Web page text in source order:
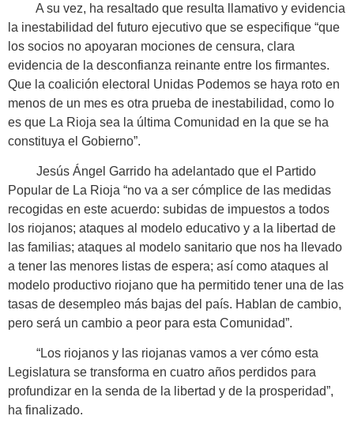
A su vez, ha resaltado que resulta llamativo y evidencia
la inestabilidad del futuro ejecutivo que se especifique “que
los socios no apoyaran mociones de censura, clara
evidencia de la desconfianza reinante entre los firmantes.
Que la coalición electoral Unidas Podemos se haya roto en
menos de un mes es otra prueba de inestabilidad, como lo
es que La Rioja sea la última Comunidad en la que se ha
constituya el Gobierno”.
Jesús Ángel Garrido ha adelantado que el Partido
Popular de La Rioja “no va a ser cómplice de las medidas
recogidas en este acuerdo: subidas de impuestos a todos
los riojanos; ataques al modelo educativo y a la libertad de
las familias; ataques al modelo sanitario que nos ha llevado
a tener las menores listas de espera; así como ataques al
modelo productivo riojano que ha permitido tener una de las
tasas de desempleo más bajas del país. Hablan de cambio,
pero será un cambio a peor para esta Comunidad”.
“Los riojanos y las riojanas vamos a ver cómo esta
Legislatura se transforma en cuatro años perdidos para
profundizar en la senda de la libertad y de la prosperidad”,
ha finalizado.